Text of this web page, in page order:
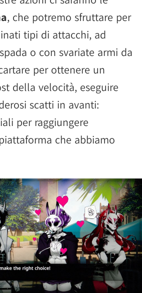
, che potremo sfruttare per
tipi di attacchi, ad
o con svariate armi da
per ottenere un
della velocità, eseguire
scatti in avanti:
per raggiungere
che abbiamo